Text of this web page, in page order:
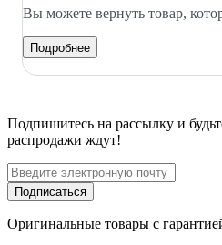
Вы можете вернуть товар,
Подробнее
Подпишитесь на рассылку и
распродажи ждут!
Подписаться
Оригинальные товары с